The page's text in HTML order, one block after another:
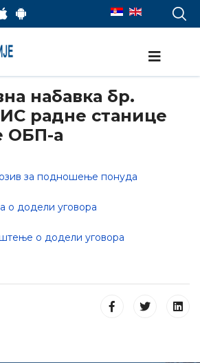
набавка бр.
радне станице
ОБП-а
за подношење понуда
о додели уговора
о додели уговора